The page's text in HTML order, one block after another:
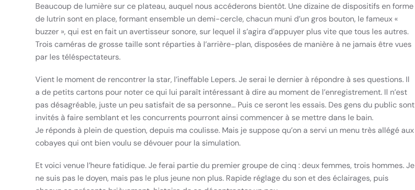
Beaucoup de lumière sur ce plateau, auquel nous accéderons bientôt. Une dizaine de dispositifs en forme
de lutrin sont en place, formant ensemble un demi-cercle, chacun muni d’un gros bouton, le fameux «
buzzer », qui est en fait un avertisseur sonore, sur lequel il s’agira d’appuyer plus vite que tous les autres.
Trois caméras de grosse taille sont réparties à l’arrière-plan, disposées de manière à ne jamais être vues
par les téléspectateurs.
Vient le moment de rencontrer la star, l’ineffable Lepers. Je serai le dernier à répondre à ses questions. Il
a de petits cartons pour noter ce qui lui paraît intéressant à dire au moment de l’enregistrement. Il n’est
pas désagréable, juste un peu satisfait de sa personne… Puis ce seront les essais. Des gens du public sont
invités à faire semblant et les concurrents pourront ainsi commencer à se mettre dans le bain.
Je réponds à plein de question, depuis ma coulisse. Mais je suppose qu’on a servi un menu très allégé aux
cobayes qui ont bien voulu se dévouer pour la simulation.
Et voici venue l’heure fatidique. Je ferai partie du premier groupe de cinq : deux femmes, trois hommes. Je
ne suis pas le doyen, mais pas le plus jeune non plus. Rapide réglage du son et des éclairages, puis